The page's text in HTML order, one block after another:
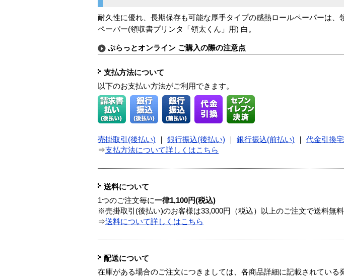
耐久性に優れ、長期保存も可能な厚手タイプの感熱ロールペーパーは
ペーパー(領収書プリンタ「領太くん」用) 白。
ぷらっとオンライン ご購入の際の注意点
支払方法について
以下のお支払い方法がご利用できます。
売掛取引(後払い) 銀行振込(後払い) 銀行振込(前払い) 代金引換
⇒支払方法について詳しくはこちら
送料について
1つのご注文毎に一律1,100円(税込)
※売掛取引(後払い)のお客様は33,000円（税込）以上のご注文で送料無料
⇒送料について詳しくはこちら
配送について
在庫がある場合のご注文につきましては、各商品詳細に記載されている